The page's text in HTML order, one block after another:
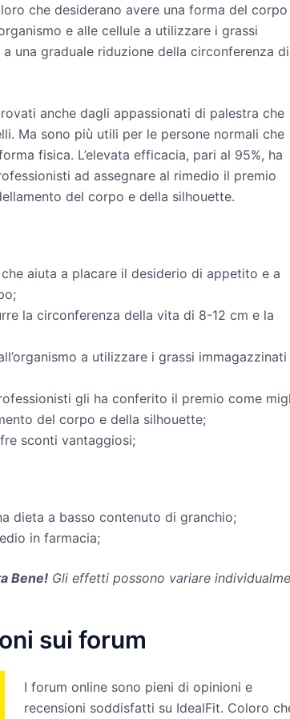
che desiderano avere una forma del corpo
e alle cellule a utilizzare i grassi
una graduale riduzione della circonferenza di
anche dagli appassionati di palestra che
Ma sono più utili per le persone normali che
fisica. L’elevata efficacia, pari al 95%, ha
ad assegnare al rimedio il premio
del corpo e della silhouette.
aiuta a placare il desiderio di appetito e a
la circonferenza della vita di 8-12 cm e la
a utilizzare i grassi immagazzinati
gli ha conferito il premio come
del corpo e della silhouette;
sconti vantaggiosi;
dieta a basso contenuto di granchio;
in farmacia;
Bene! Gli effetti possono variare
sui forum
I forum online sono pieni di opinioni e
recensioni soddisfatti su IdealFit. Coloro